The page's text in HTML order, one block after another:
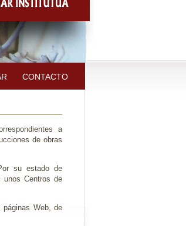
CONTACTO
a
de obras
su estado de
unos Centros de
páginas Web, de